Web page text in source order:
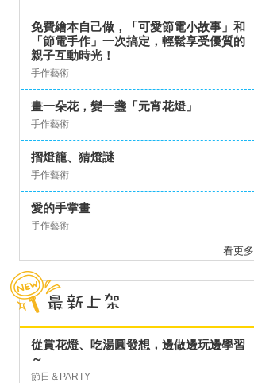
免費繪本自己做，「可愛節電小故事」和
「節電手作」一次搞定，輕鬆享受優質的
親子互動時光！
手作藝術
畫一朵花，變一盞「元宵花燈」
手作藝術
摺燈籠、猜燈謎
手作藝術
愛的手掌畫
手作藝術
看更多
從賞花燈、吃湯圓發想，邊做邊玩邊學習
～
節日＆PARTY